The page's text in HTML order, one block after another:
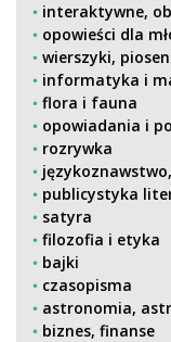
interaktywne,
opowieści dla
wierszyki,
informatyka i
flora i fauna
opowiadania i
rozrywka
publicystyka
satyra
filozofia i etyka
bajki
czasopisma
astronomia,
biznes, finanse